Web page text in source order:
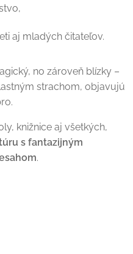
aj mladých čitateľov.
no zároveň blízky –
strachom, objavujú
knižnice aj všetkých,
s fantazijným
.